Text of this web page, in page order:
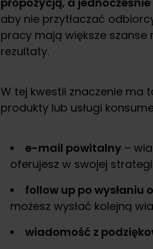
aby nie przytłaczać
pracy mają większe
rezultaty.
W tej kwestii znaczenie ma
produkty lub usługi
e-mail powitalny –
oferujesz w swojej
follow up po wysłaniu
możesz wysłać kolejną
wiadomość z